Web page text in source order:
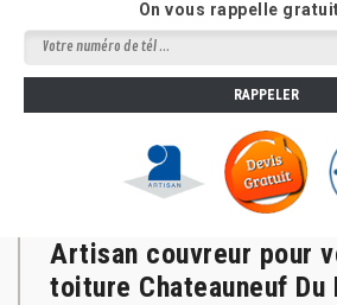
On vous rappelle
Artisan couvreur pour
toiture Chateauneuf Du